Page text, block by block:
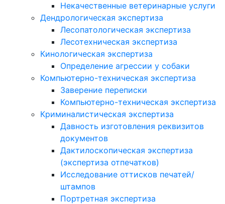
Некачественные ветеринарные услуги
Дендрологическая экспертиза
Лесопатологическая экспертиза
Лесотехническая экспертиза
Кинологическая экспертиза
Определение агрессии у собаки
Компьютерно-техническая экспертиза
Заверение переписки
Компьютерно-техническая экспертиза
Криминалистическая экспертиза
Давность изготовления реквизитов
документов
Дактилоскопическая экспертиза
(экспертиза отпечатков)
Исследование оттисков печатей/
штампов
Портретная экспертиза